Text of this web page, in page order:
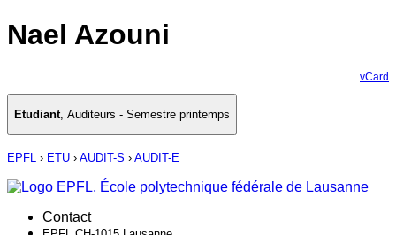
Nael Azouni
vCard
Etudiant, Auditeurs - Semestre printemps
EPFL › ETU › AUDIT-S › AUDIT-E
Contact